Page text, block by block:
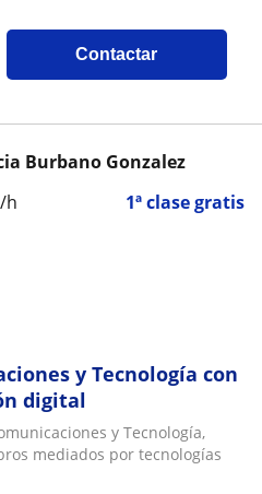
Contactar
/h 1ª clase gratis
Burbano Gonzalez
y Tecnología con
digital
y Tecnología,
mediados por tecnologías